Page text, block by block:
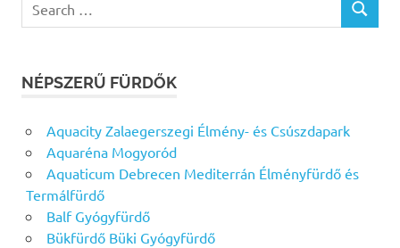
for:
SEARCH
NÉPSZERŰ FÜRDŐK
Aquacity Zalaegerszegi Élmény- és Csúszdapark
Aquaréna Mogyoród
Aquaticum Debrecen Mediterrán Élményfürdő és
Termálfürdő
Balf Gyógyfürdő
Bükfürdő Büki Gyógyfürdő